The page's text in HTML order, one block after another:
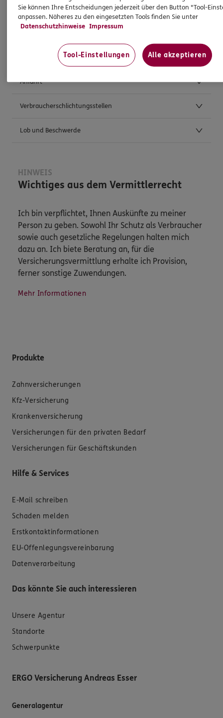
Weitere Kontaktmöglichkeiten
Postanschrift
Anfahrt
Verbraucherschlichtungsstellen
Lob und Beschwerde
HINWEIS
Wichtiges aus dem Vermittlerrecht
Ich bin verpflichtet, Ihnen Auskünfte zu meiner
Person zu geben. Sowohl Ihr Schutz als Verbraucher
sowie auch gesetzliche Regelungen halten mich
dazu an. Ich biete Beratung an, für die
Versicherungsvermittlung erhalte ich Provision,
ferner sonstige Zuwendungen.
Mehr Informationen
Produkte
Zahnversicherungen
Kfz-Versicherung
Krankenversicherung
Versicherungen für den privaten Bedarf
Versicherungen für Geschäftskunden
Hilfe & Services
E-Mail schreiben
Schaden melden
Erstkontaktinformationen
EU-Offenlegungsvereinbarung
Datenverarbeitung
Das könnte Sie auch interessieren
Unsere Agentur
Standorte
Schwerpunkte
ERGO Versicherung Andreas Esser
Generalagentur
Sie können Ihre Entscheidungen jederzeit über den Button "Tool-
anpassen. Näheres zu den eingesetzten Tools finden Sie unter
Datenschutzhinweise Impressum
Tool-Einstellungen Alle akzeptieren